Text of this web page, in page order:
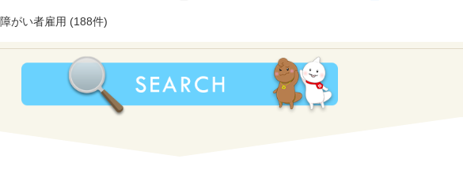
障がい者雇用 (188件)